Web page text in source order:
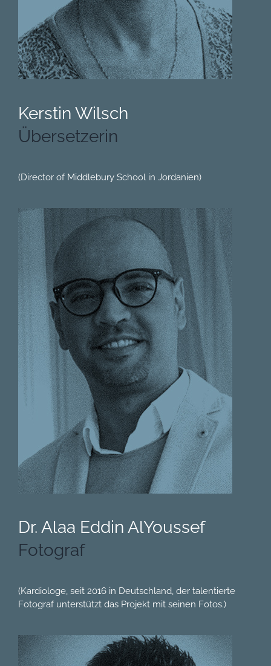
Kerstin Wilsch
Übersetzerin
(Director of Middlebury School in Jordanien)
Dr. Alaa Eddin AlYoussef
Fotograf
(Kardiologe, seit 2016 in Deutschland, der talentierte
Fotograf unterstützt das Projekt mit seinen Fotos.)